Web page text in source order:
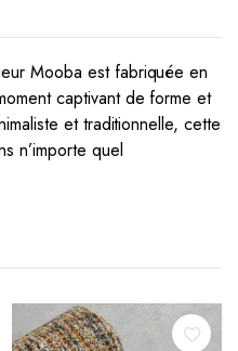
Mooba est fabriquée en
captivant de forme et
et traditionnelle, cette
n’importe quel